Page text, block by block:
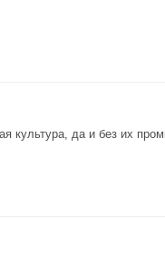
культура, да и без их